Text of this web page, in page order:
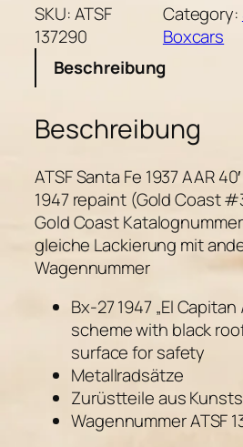
SKU:ATSF
137290
Category:
Boxcars
Beschreibung
Beschreibung
ATSF Santa Fe 1937 AAR
1947 repaint (Gold Coast
Gold Coast
gleiche Lackierung mit
Wagennummer
Bx-27 1947 „El
scheme with black
surface for safety
Metallradsätze
Zurüstteile aus
Wagennummer ATSF